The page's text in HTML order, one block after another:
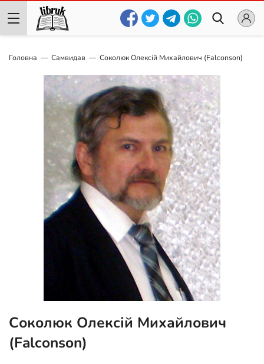
Головна Самвидав Соколюк Олексій Михайлович (Falconson)
Соколюк Олексій Михайлович
(Falconson)